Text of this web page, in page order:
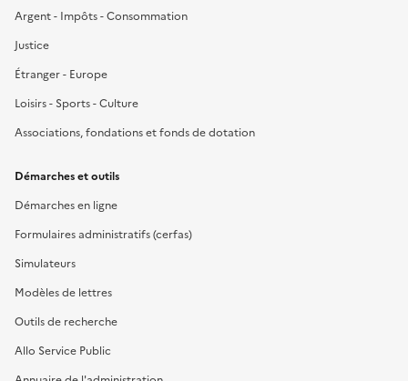
Argent - Impôts - Consommation
Justice
Étranger - Europe
Loisirs - Sports - Culture
Associations, fondations et fonds de dotation
Démarches et outils
Démarches en ligne
Formulaires administratifs (cerfas)
Simulateurs
Modèles de lettres
Outils de recherche
Allo Service Public